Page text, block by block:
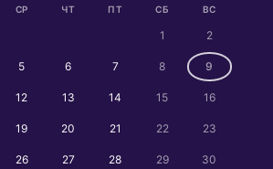
СР ЧТ ПТ СБ ВС
1 2
5 6 7 8 9
12 13 14 15 16
19 20 21 22 23
26 27 28 29 30